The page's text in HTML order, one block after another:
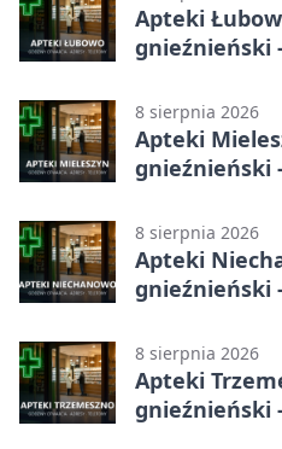
Apteki
gnieźnieński
8 sierpnia 2026
Apteki
gnieźnieński
8 sierpnia 2026
Apteki
gnieźnieński
8 sierpnia 2026
Apteki
gnieźnieński